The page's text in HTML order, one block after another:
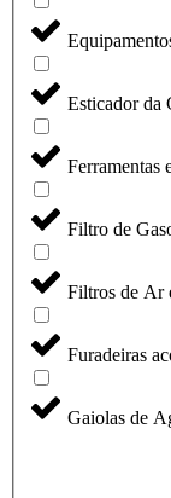
Esticador da
Ferramentas
Filtro de
Filtros de Ar
Furadeiras
Gaiolas de